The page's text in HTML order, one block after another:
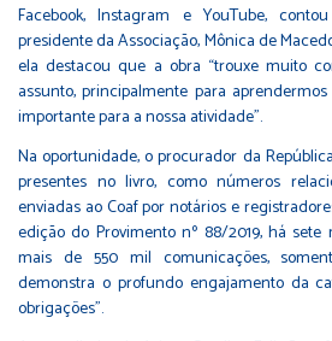
Facebook, Instagram e YouTube,
presidente da Associação, Mônica de
ela destacou que a obra “trouxe muito
assunto, principalmente para
importante para a nossa atividade”.
Na oportunidade, o procurador da
presentes no livro, como números
enviadas ao Coaf por notários e
edição do Provimento nº 88/2019, há sete
mais de 550 mil comunicações,
demonstra o profundo engajamento da
obrigações”.